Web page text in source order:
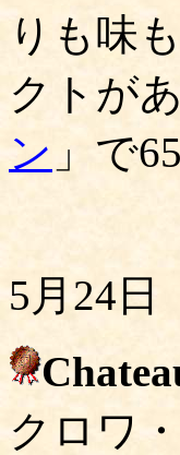
りも味
クトが
ン 」で
5月24日
クロワ